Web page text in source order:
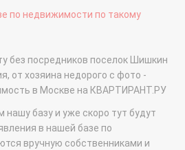
по недвижимости по такому
без посредников поселок Шишкин
от хозяина недорого с фото -
в Москве на КВАРТИРАНТ.РУ
нашу базу и уже скоро тут будут
в нашей базе по
вручную собственниками и